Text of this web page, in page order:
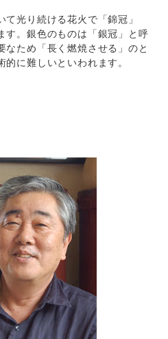
光り続ける花火で「錦冠」
す。銀色のものは「銀冠」と呼
なため「長く燃焼させる」のと
に難しいといわれます。